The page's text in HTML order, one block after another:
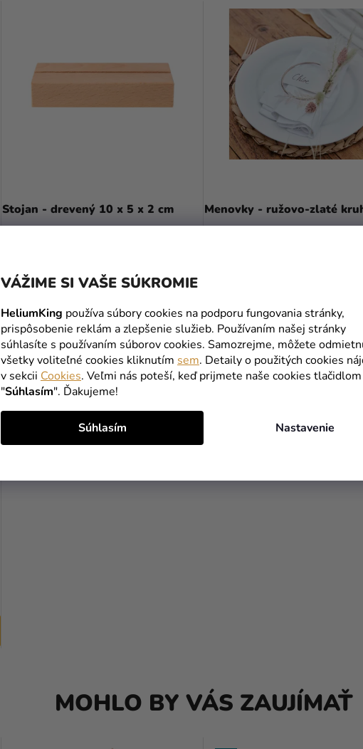
VÁŽIME SI VAŠE SÚKROMIE
HeliumKing používa súbory cookies na podporu fungovania stránky,
prispôsobenie reklám a zlepšenie služieb. Používaním našej stránky
súhlasíte s používaním súborov cookies. Samozrejme, môžete
všetky voliteľné cookies kliknutím sem. Detaily o použitých cookies
v sekcii Cookies. Veľmi nás poteší, keď prijmete naše cookies tlačidlom
"Súhlasím". Ďakujeme!
Nastavenie
Súhlasím
Stojan - drevený 10 x 5 x 2 cm Menovky - ružovo-zlaté
MOHLO BY VÁS ZAUJÍMAŤ